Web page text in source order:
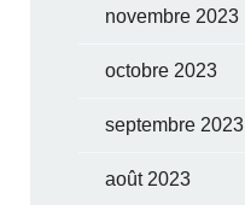
novembre 2023
octobre 2023
septembre 2023
août 2023